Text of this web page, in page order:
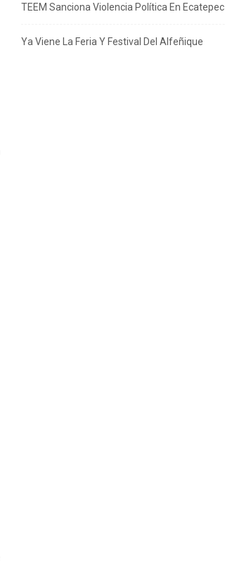
TEEM Sanciona Violencia Política En Ecatepec
Ya Viene La Feria Y Festival Del Alfeñique